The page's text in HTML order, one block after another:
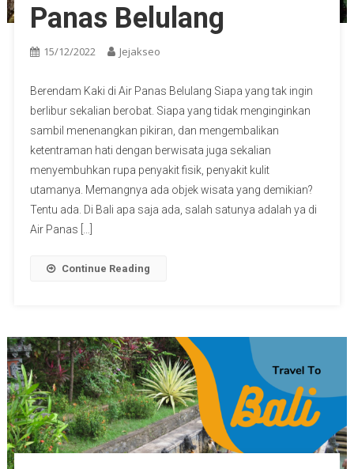
Panas Belulang
15/12/2022 Jejakseo
Berendam Kaki di Air Panas Belulang Siapa yang tak ingin
berlibur sekalian berobat. Siapa yang tidak menginginkan
sambil menenangkan pikiran, dan mengembalikan
ketentraman hati dengan berwisata juga sekalian
menyembuhkan rupa penyakit fisik, penyakit kulit
utamanya. Memangnya ada objek wisata yang demikian?
Tentu ada. Di Bali apa saja ada, salah satunya adalah ya di
Air Panas […]
Continue Reading